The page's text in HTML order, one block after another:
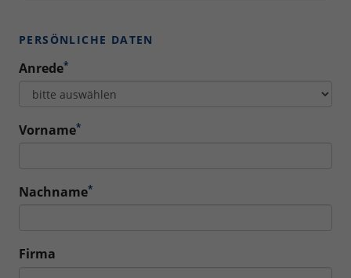
PERSÖNLICHE DATEN
Anrede*
Vorname*
Nachname*
Firma